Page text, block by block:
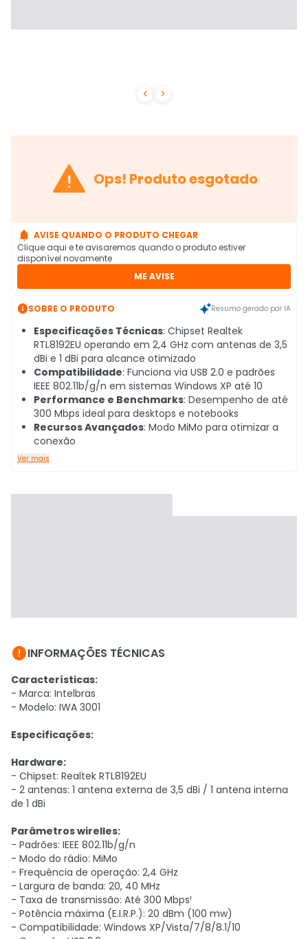
 
 Ops! Produto esgotado
 AVISE QUANDO O PRODUTO CHEGAR
Clique aqui e te avisaremos quando o produto estiver
disponível novamente
ME AVISE
SOBRE O PRODUTO Resumo gerado por IA
Especificações Técnicas: Chipset Realtek
RTL8192EU operando em 2,4 GHz com antenas de 3,5
dBi e 1 dBi para alcance otimizado
Compatibilidade: Funciona via USB 2.0 e padrões
IEEE 802.11b/g/n em sistemas Windows XP até 10
Performance e Benchmarks: Desempenho de até
300 Mbps ideal para desktops e notebooks
Recursos Avançados: Modo MiMo para otimizar a
conexão
Ver mais
INFORMAÇÕES TÉCNICAS
Características:
- Marca: Intelbras
- Modelo: IWA 3001
Especificações:
Hardware:
- Chipset: Realtek RTL8192EU
- 2 antenas: 1 antena externa de 3,5 dBi / 1 antena interna
de 1 dBi
Parâmetros wirelles:
- Padrões: IEEE 802.11b/g/n
- Modo do rádio: MiMo
- Frequência de operação: 2,4 GHz
- Largura de banda: 20, 40 MHz
- Taxa de transmissão: Até 300 Mbps¹
- Potência máxima (E.I.R.P.): 20 dBm (100 mw)
- Compatibilidade: Windows XP/Vista/7/8/8.1/10